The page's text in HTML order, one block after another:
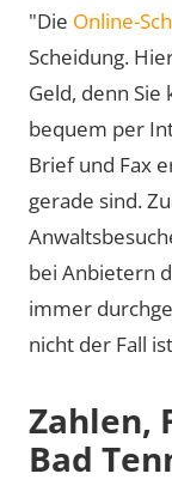
"Die Online-
Scheidung.
Geld, denn
bequem per
Brief und Fax
gerade sind.
bei Anbietern
immer
nicht der Fall
Zahlen,
Bad